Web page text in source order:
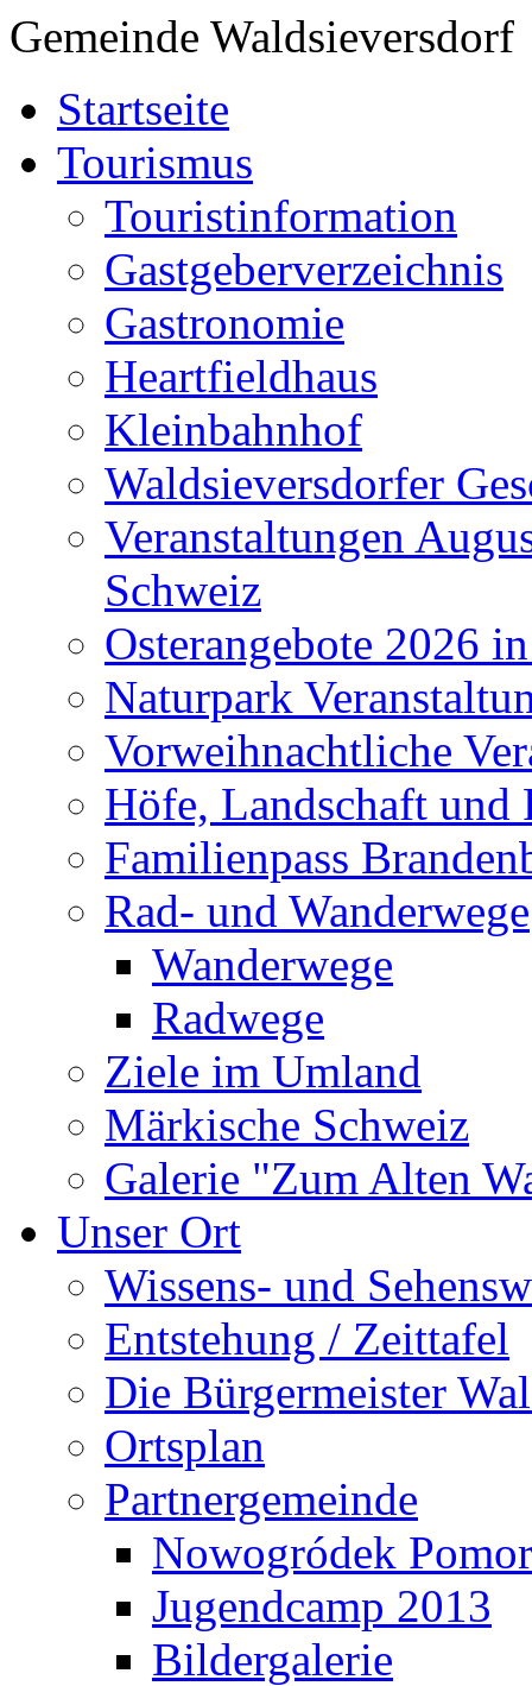
Gemeinde Waldsieversdorf
Startseite
Tourismus
Touristinformation
Gastgeberverzeichnis
Gastronomie
Heartfieldhaus
Kleinbahnhof
Waldsieversdorfer
Veranstaltungen
Schweiz
Osterangebote 2026
Naturpark
Vorweihnachtliche
Höfe, Landschaft und
Familienpass
Rad- und Wanderwege
Wanderwege
Radwege
Ziele im Umland
Märkische Schweiz
Galerie "Zum Alten
Unser Ort
Wissens- und
Entstehung / Zeittafel
Die Bürgermeister
Ortsplan
Partnergemeinde
Nowogródek
Jugendcamp 2013
Bildergalerie